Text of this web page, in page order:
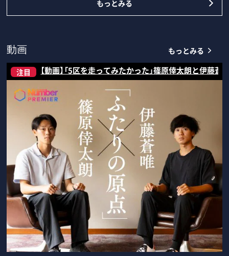
もっとみる
動画 もっとみる
注目 【動画】「5区を走ってみたかった」篠原倖太朗と伊藤